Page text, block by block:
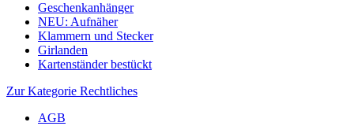
Geschenkanhänger
NEU: Aufnäher
Klammern und Stecker
Girlanden
Kartenständer bestückt
Zur Kategorie Rechtliches
AGB